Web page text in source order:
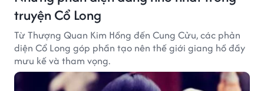
truyện Cổ Long
Từ Thượng Quan Kim Hồng đến Cung Cửu, các phản
diện Cổ Long góp phần tạo nên thế giới giang hồ đầy
mưu kế và tham vọng.